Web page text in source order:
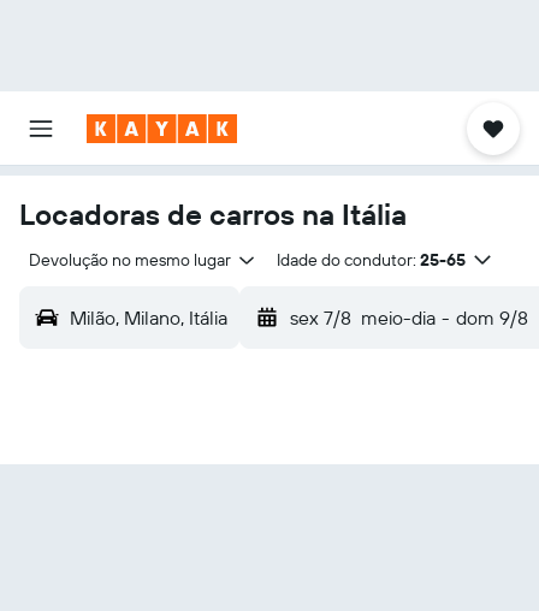
Locadoras de carros na Itália
Devolução no mesmo lugar Idade do condutor: 25-65
Milão, Milano, Itália sex 7/8 meio-dia - dom 9/8